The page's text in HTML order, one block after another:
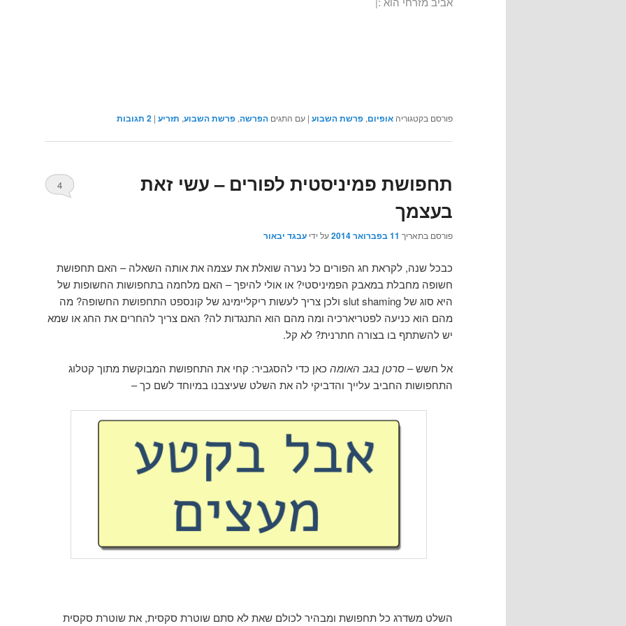
פורסם בקטגוריה אופיום, פרשת השבוע | עם התגים הפרשה, פרשת השבוע, תזריע |
2 תגובות
תחפושת פמיניסטית לפורים – עשי זאת
בעצמך
פורסם בתאריך 11 בפברואר 2014 על ידי עבגד יבאור
4
כבכל שנה, לקראת חג הפורים כל נערה שואלת את עצמה את אותה השאלה – האם תחפושת
חשופה מחבלת במאבק הפמיניסטי? או אולי להיפך – האם מלחמה בתחפושות החשופות של
היא סוג של slut shaming ולכן צריך לעשות ריקליימינג של קונספט התחפושת החשופה? מה
מהם הוא כניעה לפטריארכיה ומה מהם הוא התנגדות לה? האם צריך להחרים את החג או שמא
יש להשתתף בו בצורה חתרנית? לא קל.
אל חשש –סרטן בגב האומה כאן כדי להסגביר: קחי את התחפושת המבוקשת מתוך קטלוג
התחפושות החביב עלייך והדביקי לה את השלט שעיצבנו במיוחד לשם כך –
השלט משדרג כל תחפושת ומבהיר לכולם שאת לא סתם שוטרת סקסית, את שוטרת סקסית